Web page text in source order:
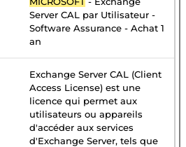
Server CAL par Utilisateur -
Software Assurance - Achat 1
an
Exchange Server CAL (Client
Access License) est une
licence qui permet aux
utilisateurs ou appareils
d'accéder aux services
d'Exchange Server, tels que